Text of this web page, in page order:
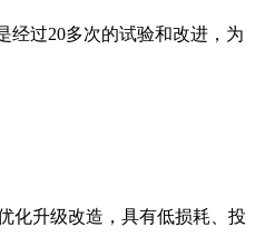
经过20多次的试验和改进，为
化升级改造，具有低损耗、投